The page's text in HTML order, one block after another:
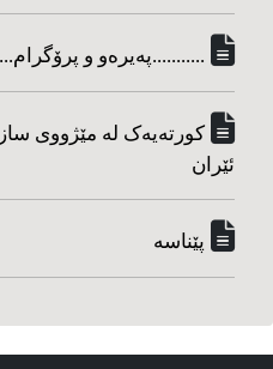
...........په‌یره‌و و
کورته‌یه‌ک له مێژووی
ئێران
پێناسه‌